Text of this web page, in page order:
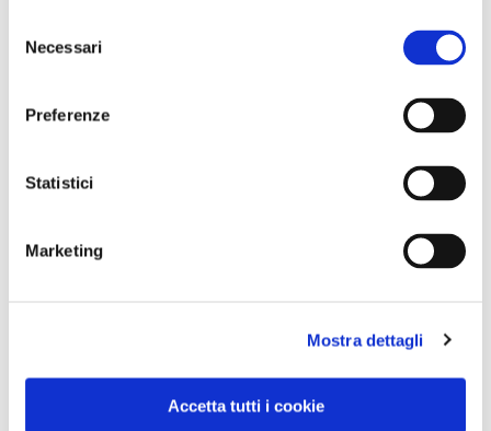
delNecessari
Preferenze
Statistici
Marketing
Mostra dettagli
Accetta tutti i cookie
DOVE MANGIARE
MOSTRA SOLO CONVENZIONATI